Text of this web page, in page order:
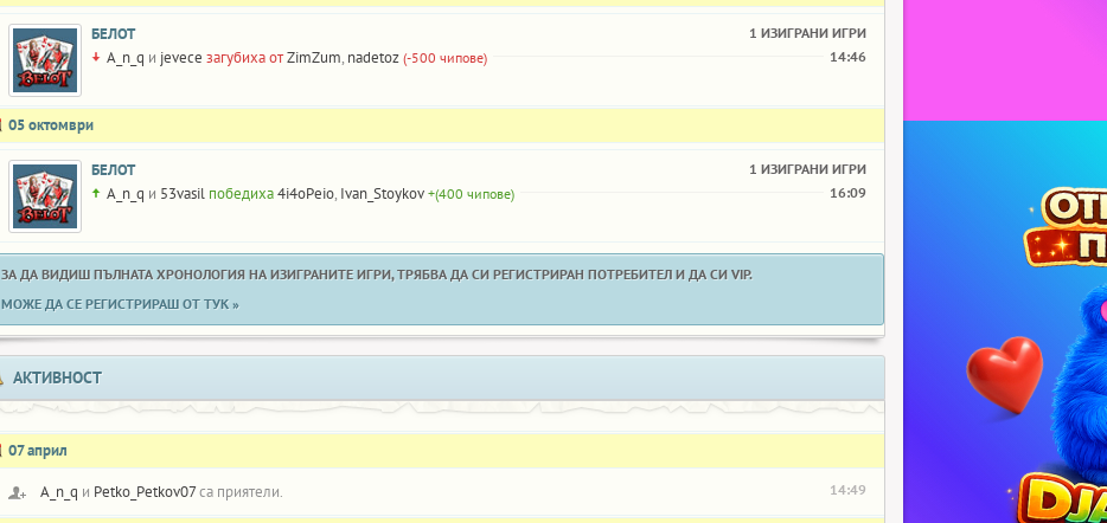
БЕЛОТ 1 ИЗИГРАНИ ИГРИ
A_n_q и jevece загубиха отZimZum, nadetoz (-500 чипове) 14:46
05 октомври
БЕЛОТ 1 ИЗИГРАНИ ИГРИ
A_n_q и 53vasil победиха4i4oPeio, Ivan_Stoykov +(400 чипове) 16:09
ЗА ДА ВИДИШ ПЪЛНАТА ХРОНОЛОГИЯ НА ИЗИГРАНИТЕ ИГРИ, ТРЯБВА ДА СИ РЕГИСТРИРАН ПОТРЕБИТЕЛ И ДА СИ VIP.
МОЖЕ ДА СЕ РЕГИСТРИРАШ ОТ ТУК »
АКТИВНОСТ
07 април
A_n_q и Petko_Petkov07са приятели. 14:49